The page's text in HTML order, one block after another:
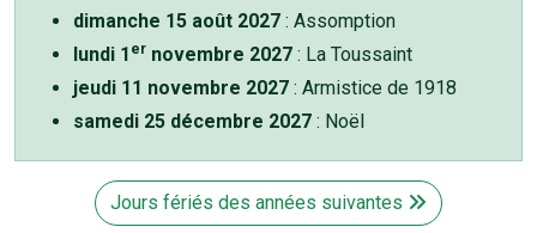
dimanche 15 août 2027 : Assomption
lundi 1 er novembre 2027 : La Toussaint
jeudi 11 novembre 2027 : Armistice de 1918
samedi 25 décembre 2027 : Noël
Jours fériés des années suivantes